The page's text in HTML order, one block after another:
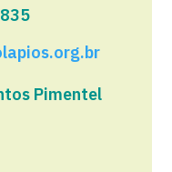
Pimentel